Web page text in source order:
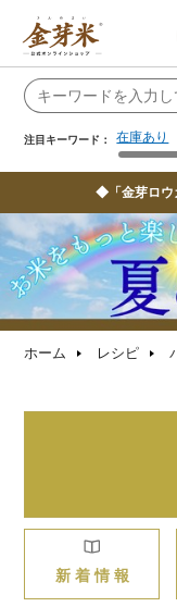
注目キーワード： 在庫あり
◆「金芽ロウ
ホーム レシピ
新 着 情 報